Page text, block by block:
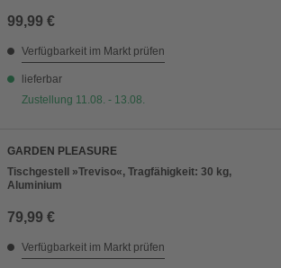
99,99 €
Verfügbarkeit im Markt prüfen
lieferbar
Zustellung 11.08. - 13.08.
GARDEN PLEASURE
Tischgestell »Treviso«, Tragfähigkeit: 30 kg,
Aluminium
79,99 €
Verfügbarkeit im Markt prüfen